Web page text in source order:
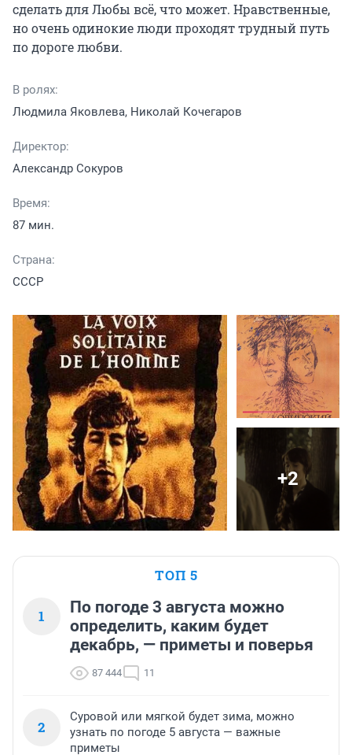
сделать для Любы всё, что может. Нравственные,
но очень одинокие люди проходят трудный путь
по дороге любви.
В ролях:
Людмила Яковлева, Николай Кочегаров
Директор:
Александр Сокуров
Время:
87 мин.
Страна:
СССР
+2
ТОП 5
1
По погоде 3 августа можно
определить, каким будет
декабрь, — приметы и поверья
87 444 11
2
Суровой или мягкой будет зима, можно
узнать по погоде 5 августа — важные
приметы